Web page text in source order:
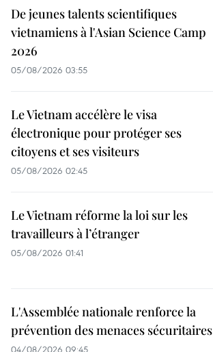
De jeunes talents scientifiques
vietnamiens à l'Asian Science Camp
2026
05/08/2026 03:55
Le Vietnam accélère le visa
électronique pour protéger ses
citoyens et ses visiteurs
05/08/2026 02:45
Le Vietnam réforme la loi sur les
travailleurs à l’étranger
05/08/2026 01:41
L'Assemblée nationale renforce la
prévention des menaces sécuritaires